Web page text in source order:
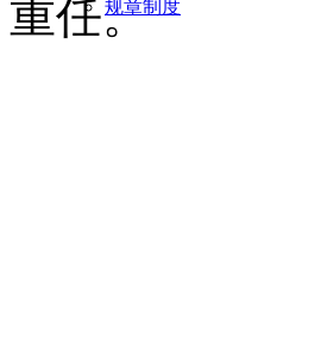
规章制度
重任。